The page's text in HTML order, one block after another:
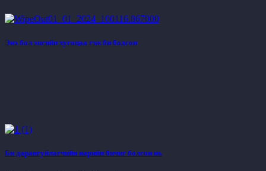
Энэ бол эцсийн хугацаа гэж би бодсон
Би дарангуйлагчийн нарийн бичиг болсон нь